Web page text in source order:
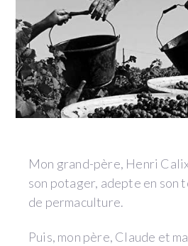
Mon grand-père, Henri
son potager, adepte en son
de permaculture.
Puis, mon père, Claude et